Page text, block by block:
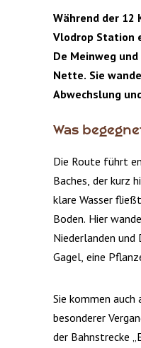
Während der 12
Vlodrop Station
De Meinweg
Nette. Sie
Abwechslung
Was
Die Route führt
Baches, der kurz
klare Wasser
Boden. Hier
Niederlanden und
Gagel, eine
Sie kommen
besonderer
der Bahnstrecke